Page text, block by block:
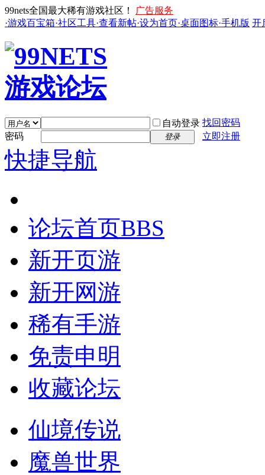
99nets全国最大稀有游戏社区！
广告服务
·游戏百宝箱·社区工具·查看新帖·设为首页·桌面图标·手机版 开
自动登录 找回密码
密码
登录 立即注册
快捷导航
论坛首页BBS
新开页游
新开网游
稀有手游
免责申明
收藏论坛
仙境传说
魔兽世界